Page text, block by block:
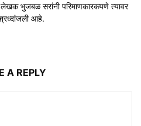
भुजबळ सरांनी परिमाणकारकपणे त्यावर
आहे.
A REPLY